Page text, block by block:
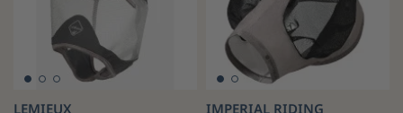
LEMIEUX IMPERIAL RIDING